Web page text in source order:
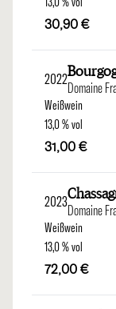
30,90 €
2022Domaine
Weißwein
13,0 % vol
31,00 €
2023Domaine
Weißwein
13,0 % vol
72,00 €